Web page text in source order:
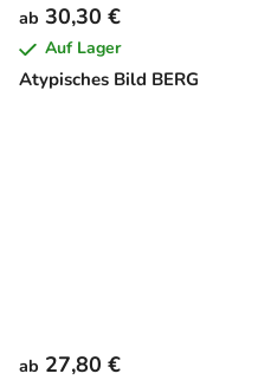
Atypisches Bild BERG
ab 30,30 €
Auf Lager
ab 27,80 €